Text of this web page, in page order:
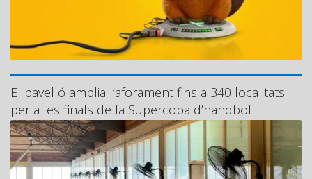
El pavelló amplia l’aforament fins a 340 localitats
per a les finals de la Supercopa d’handbol